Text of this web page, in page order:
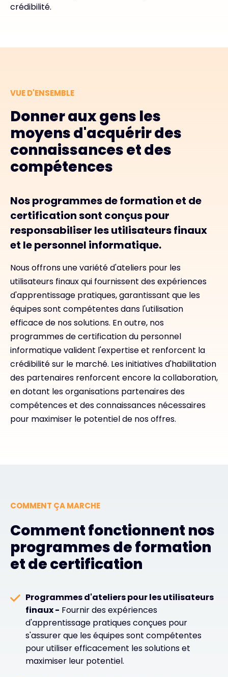
crédibilité.
VUE D'ENSEMBLE
Donner aux gens les
moyens d'acquérir des
connaissances et des
compétences
Nos programmes de formation et de
certification sont conçus pour
responsabiliser les utilisateurs finaux
et le personnel informatique.
Nous offrons une variété d'ateliers pour les
utilisateurs finaux qui fournissent des expériences
d'apprentissage pratiques, garantissant que les
équipes sont compétentes dans l'utilisation
efficace de nos solutions. En outre, nos
programmes de certification du personnel
informatique valident l'expertise et renforcent la
crédibilité sur le marché. Les initiatives d'habilitation
des partenaires renforcent encore la collaboration,
en dotant les organisations partenaires des
compétences et des connaissances nécessaires
pour maximiser le potentiel de nos offres.
COMMENT ÇA MARCHE
Comment fonctionnent nos
programmes de formation
et de certification
Programmes d'ateliers pour les utilisateurs
finaux - Fournir des expériences
d'apprentissage pratiques conçues pour
s'assurer que les équipes sont compétentes
pour utiliser efficacement les solutions et
maximiser leur potentiel.